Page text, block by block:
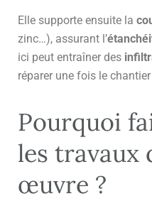
Elle supporte ensuite la
zinc…), assurant l’
ici peut entraîner des
réparer une fois le
Pourquoi
les travaux
œuvre ?